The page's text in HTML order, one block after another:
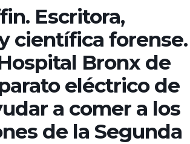
Escritora,
científica forense.
Bronx de
eléctrico de
a comer a los
de la Segunda